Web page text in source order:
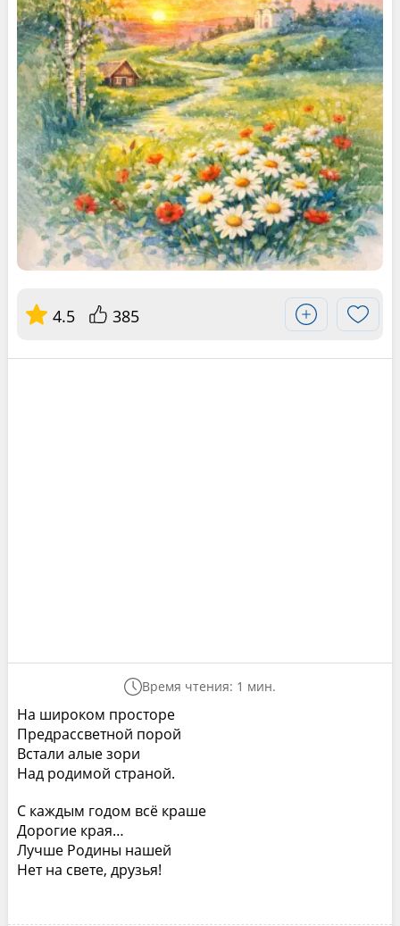
4.5 385
Время чтения: 1 мин.
На широком просторе
Предрассветной порой
Встали алые зори
Над родимой страной.
С каждым годом всё краше
Дорогие края…
Лучше Родины нашей
Нет на свете, друзья!